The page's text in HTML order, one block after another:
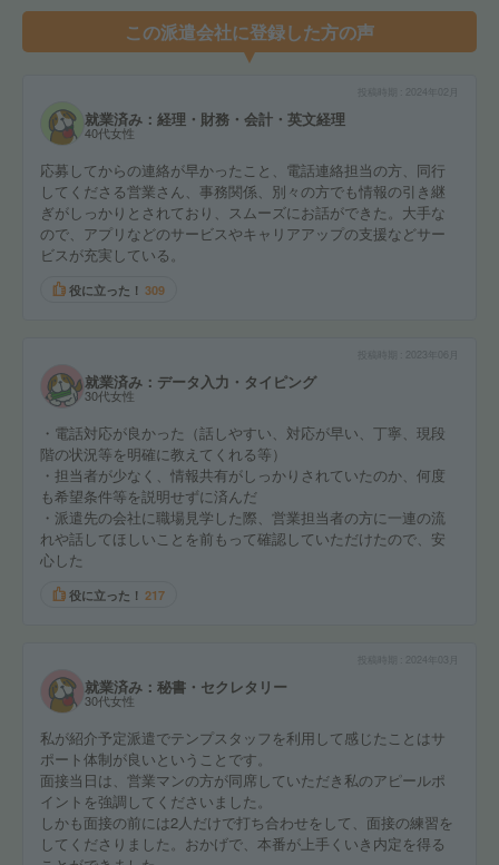
この派遣会社に登録した方の声
2024年02月
就業済み：経理・財務・会計・英文経理
40代女性
応募してからの連絡が早かったこと、電話連絡担当の方、同行
してくださる営業さん、事務関係、別々の方でも情報の引き継
ぎがしっかりとされており、スムーズにお話ができた。大手な
ので、アプリなどのサービスやキャリアアップの支援などサー
ビスが充実している。
役に立った！ 309
就業済み：データ入力・タイピング
30代女性
・電話対応が良かった（話しやすい、対応が早い、丁寧、現段
階の状況等を明確に教えてくれる等）
・担当者が少なく、情報共有がしっかりされていたのか、何度
も希望条件等を説明せずに済んだ
・派遣先の会社に職場見学した際、営業担当者の方に一連の流
れや話してほしいことを前もって確認していただけたので、安
心した
役に立った！ 217
2024年03月
就業済み：秘書・セクレタリー
30代女性
私が紹介予定派遣でテンプスタッフを利用して感じたことはサ
ポート体制が良いということです。
面接当日は、営業マンの方が同席していただき私のアピールポ
イントを強調してくださいました。
しかも面接の前には2人だけで打ち合わせをして、面接の練習を
してくださりました。おかげで、本番が上手くいき内定を得る